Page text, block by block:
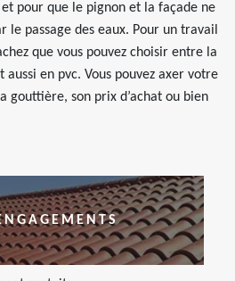
pour que le pignon et la façade ne
le passage des eaux. Pour un travail
que vous pouvez choisir entre la
en pvc. Vous pouvez axer votre
gouttière, son prix d’achat ou bien